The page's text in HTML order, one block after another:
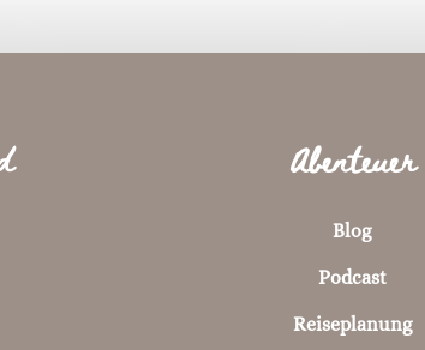
Abenteuer
Blog
Podcast
Reiseplanung